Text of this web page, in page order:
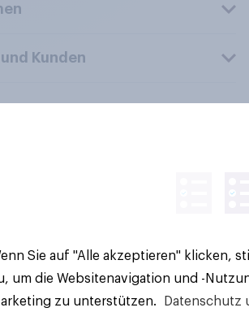
Kunden
PLC. Alle Rechte vorbehalten.
Sie auf "Alle akzeptieren" klicken,
um die Websitenavigation und -
zu unterstützen.
Datenschutz